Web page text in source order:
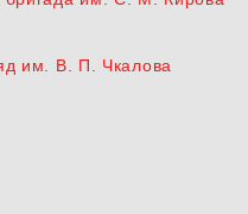
им. В. П. Чкалова